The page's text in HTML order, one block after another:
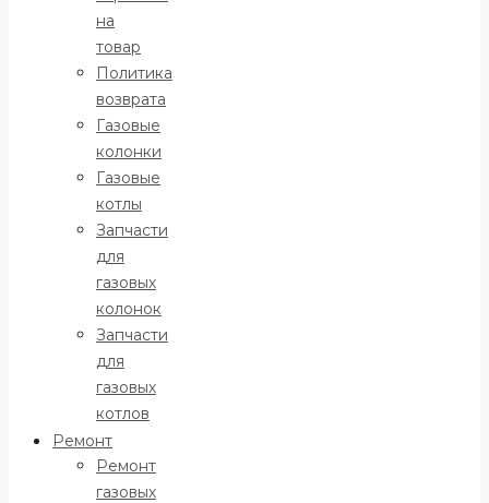
на
товар
Политика
возврата
Газовые
колонки
Газовые
котлы
Запчасти
для
газовых
колонок
Запчасти
для
газовых
котлов
Ремонт
Ремонт
газовых